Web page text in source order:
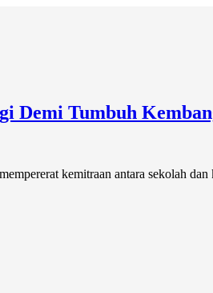
Demi Tumbuh
kemitraan antara sekolah